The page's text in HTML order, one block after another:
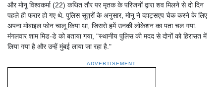
और मोनू विश्वकर्मा (22) कथित तौर पर मृतक के परिजनों द्वारा शव मिलने से दो दिन
पहले ही फरार हो गए थे. पुलिस सूत्रों के अनुसार, मोनू ने व्हाट्सएप चेक करने के लिए
अपना मोबाइल फोन चालू किया था, जिससे हमें उनकी लोकेशन का पता चल गया.
मंगलवार शाम मिड-डे को बताया गया, "स्थानीय पुलिस की मदद से दोनों को हिरासत में
लिया गया है और उन्हें मुंबई लाया जा रहा है."
ADVERTISEMENT